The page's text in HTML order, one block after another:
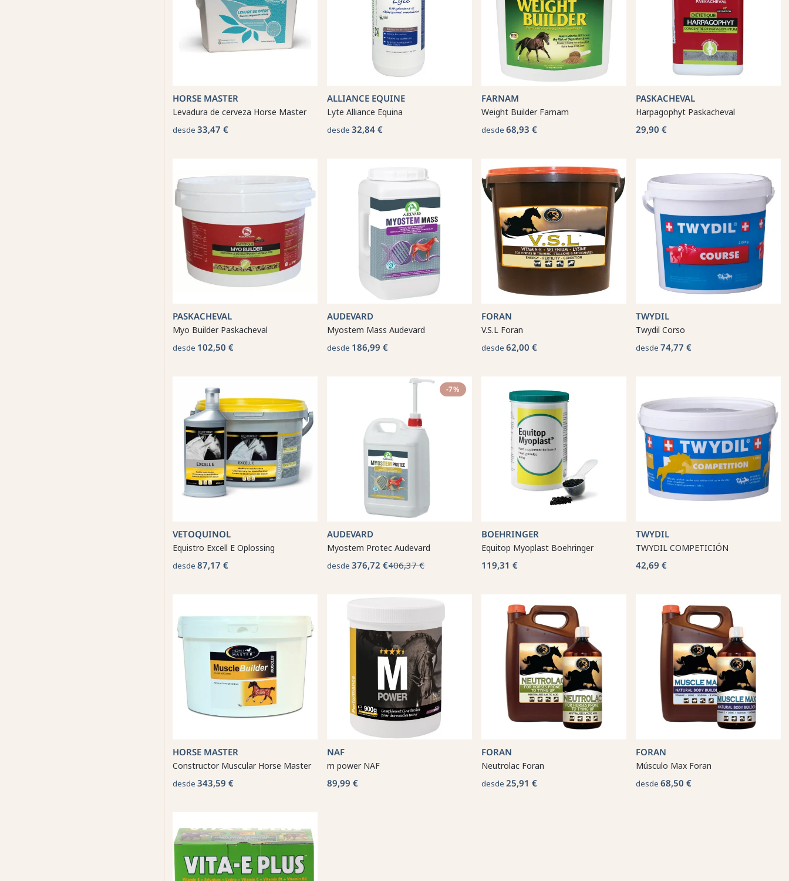
HORSE MASTER
Levadura de cerveza Horse Master
desde 33,47 €
ALLIANCE EQUINE
Lyte Alliance Equina
desde 32,84 €
FARNAM
Weight Builder Farnam
desde 68,93 €
PASKACHEVAL
Harpagophyt Paskacheval
29,90 €
PASKACHEVAL
Myo Builder Paskacheval
desde 102,50 €
AUDEVARD
Myostem Mass Audevard
desde 186,99 €
FORAN
V.S.L Foran
desde 62,00 €
TWYDIL
Twydil Corso
desde 74,77 €
VETOQUINOL
Equistro Excell E Oplossing
desde 87,17 €
-7%
AUDEVARD
Myostem Protec Audevard
desde 376,72 €406,37 €
BOEHRINGER
Equitop Myoplast Boehringer
119,31 €
TWYDIL
TWYDIL COMPETICIÓN
42,69 €
HORSE MASTER
Constructor Muscular Horse Master
desde 343,59 €
NAF
m power NAF
89,99 €
FORAN
Neutrolac Foran
desde 25,91 €
FORAN
Músculo Max Foran
desde 68,50 €